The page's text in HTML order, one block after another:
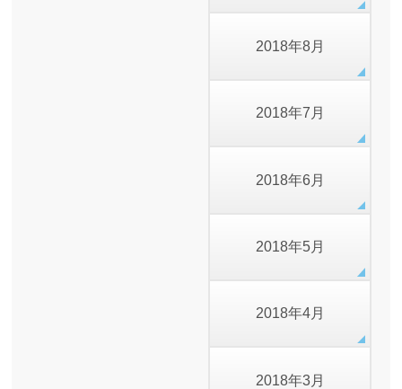
2018年8月
2018年7月
2018年6月
2018年5月
2018年4月
2018年3月